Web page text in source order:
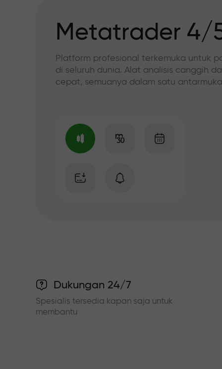
Metatrader 4/
Platform profesional terkemuka untuk
di seluruh dunia. Alat analisis canggih
cepat, semuanya dalam satu
Dukungan 24/7
Spesialis tersedia kapan saja untuk
membantu